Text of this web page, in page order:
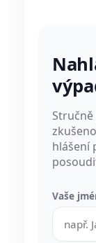
hlášení
Vaše